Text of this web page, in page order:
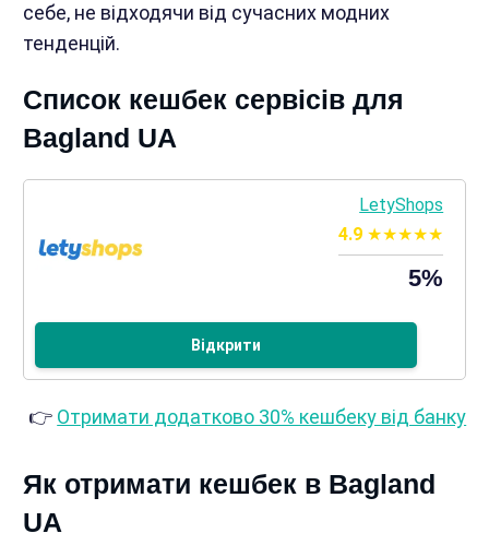
себе, не відходячи від сучасних модних
тенденцій.
Список кешбек сервісів для
Bagland UA
LetyShops
4.9
5%
Відкрити
👉 Отримати додатково 30% кешбеку від банку
Як отримати кешбек в Bagland
UA